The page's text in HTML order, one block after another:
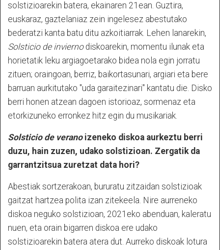
solstizioarekin batera, ekainaren 21ean. Guztira,
euskaraz, gaztelaniaz zein ingelesez abestutako
bederatzi kanta batu ditu azkoitiarrak. Lehen lanarekin,
Solsticio de inviernodiskoarekin, momentu ilunak eta
horietatik leku argiagoetarako bidea nola egin jorratu
zituen; oraingoan, berriz, baikortasunari, argiari eta bere
barruan aurkitutako "uda garaitezinari" kantatu die. Disko
berri honen atzean dagoen istorioaz, sormenaz eta
etorkizuneko erronkez hitz egin du musikariak.
Solsticio de veranoizeneko diskoa aurkeztu berri
duzu, hain zuzen, udako solstizioan. Zergatik da
garrantzitsua zuretzat data hori?
Abestiak sortzerakoan, bururatu zitzaidan solstizioak
gaitzat hartzea polita izan zitekeela. Nire aurreneko
diskoa neguko solstizioan, 2021eko abenduan, kaleratu
nuen, eta orain bigarren diskoa ere udako
solstizioarekin batera atera dut. Aurreko diskoak lotura